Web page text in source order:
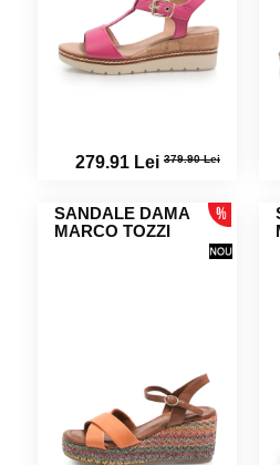
279.91 Lei 379.90 Lei
SANDALE DAMA
MARCO TOZZI